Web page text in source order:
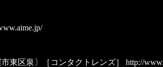
東区泉〕［コンタクトレンズ］ http://